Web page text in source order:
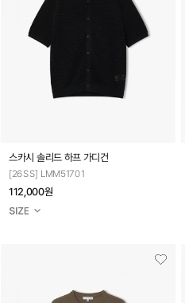
스카시 솔리드 하프 가디건
[26SS] LMM51701
112,000원